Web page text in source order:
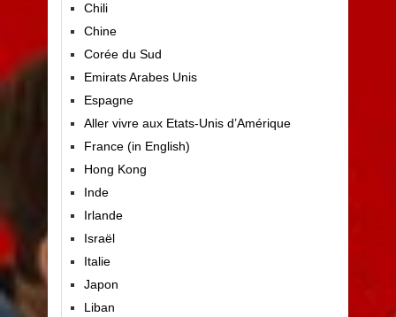
Chili
Chine
Corée du Sud
Emirats Arabes Unis
Espagne
Aller vivre aux Etats-Unis d’Amérique
France (in English)
Hong Kong
Inde
Irlande
Israël
Italie
Japon
Liban